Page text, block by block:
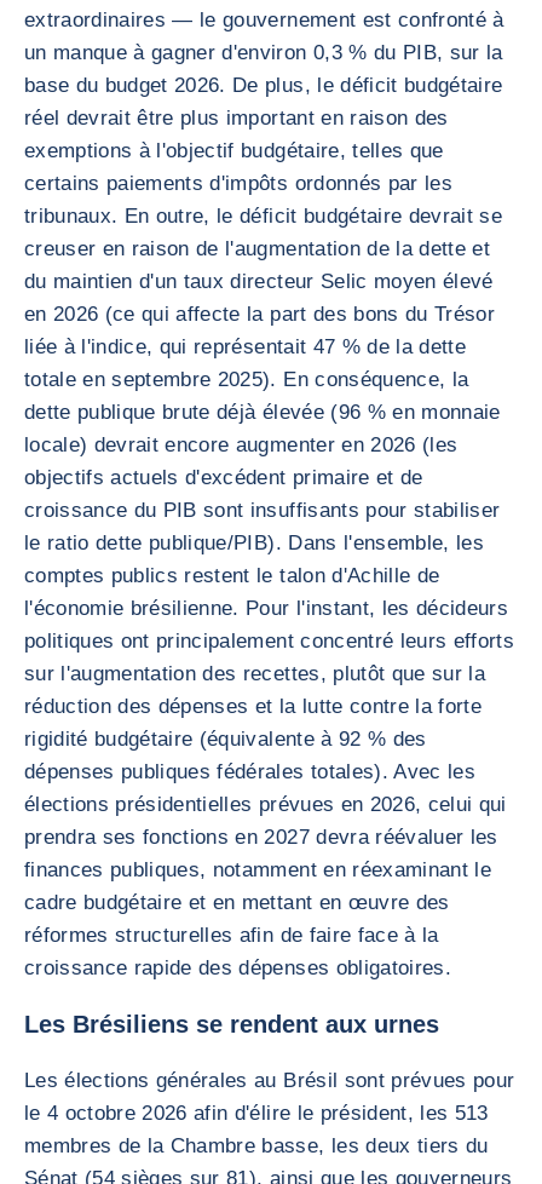
extraordinaires — le gouvernement est confronté à
un manque à gagner d'environ 0,3 % du PIB, sur la
base du budget 2026. De plus, le déficit budgétaire
réel devrait être plus important en raison des
exemptions à l'objectif budgétaire, telles que
certains paiements d'impôts ordonnés par les
tribunaux. En outre, le déficit budgétaire devrait se
creuser en raison de l'augmentation de la dette et
du maintien d'un taux directeur Selic moyen élevé
en 2026 (ce qui affecte la part des bons du Trésor
liée à l'indice, qui représentait 47 % de la dette
totale en septembre 2025). En conséquence, la
dette publique brute déjà élevée (96 % en monnaie
locale) devrait encore augmenter en 2026 (les
objectifs actuels d'excédent primaire et de
croissance du PIB sont insuffisants pour stabiliser
le ratio dette publique/PIB). Dans l'ensemble, les
comptes publics restent le talon d'Achille de
l'économie brésilienne. Pour l'instant, les décideurs
politiques ont principalement concentré leurs efforts
sur l'augmentation des recettes, plutôt que sur la
réduction des dépenses et la lutte contre la forte
rigidité budgétaire (équivalente à 92 % des
dépenses publiques fédérales totales). Avec les
élections présidentielles prévues en 2026, celui qui
prendra ses fonctions en 2027 devra réévaluer les
finances publiques, notamment en réexaminant le
cadre budgétaire et en mettant en œuvre des
réformes structurelles afin de faire face à la
croissance rapide des dépenses obligatoires.
Les Brésiliens se rendent aux urnes
Les élections générales au Brésil sont prévues pour
le 4 octobre 2026 afin d'élire le président, les 513
membres de la Chambre basse, les deux tiers du
Sénat (54 sièges sur 81), ainsi que les gouverneurs